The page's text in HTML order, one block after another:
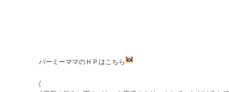
バーミーママのＨＰはこちら
/